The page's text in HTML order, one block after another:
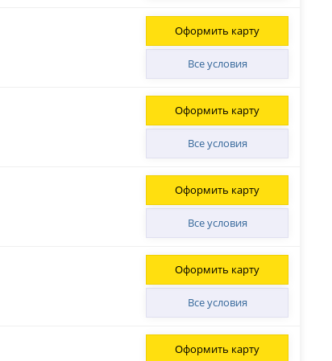
Все условия
Оформить карту
Все условия
Оформить карту
Все условия
Оформить карту
Все условия
Оформить карту
Оформить карту